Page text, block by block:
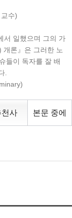
수)
서 일했으며 그의 가
개론』은 그러한 노
들이 독자를 잘 배
.
천사 본문 중에